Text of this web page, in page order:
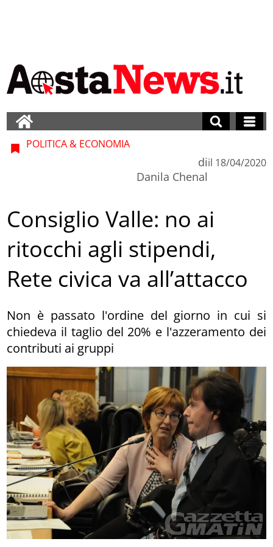
POLITICA & ECONOMIA
di
Danila Chenal
il 18/04/2020
Consiglio Valle: no ai
ritocchi agli stipendi,
Rete civica va all’attacco
Non è passato l'ordine del giorno in cui si
chiedeva il taglio del 20% e l'azzeramento dei
contributi ai gruppi